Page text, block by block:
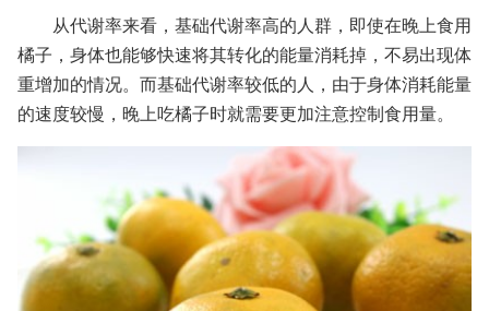
从代谢率来看，基础代谢率高的人群，即使在晚上食用
橘子，身体也能够快速将其转化的能量消耗掉，不易出现体
重增加的情况。而基础代谢率较低的人，由于身体消耗能量
的速度较慢，晚上吃橘子时就需要更加注意控制食用量。